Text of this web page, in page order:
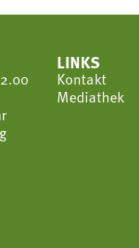
LINKS
Kontakt
Mediathek